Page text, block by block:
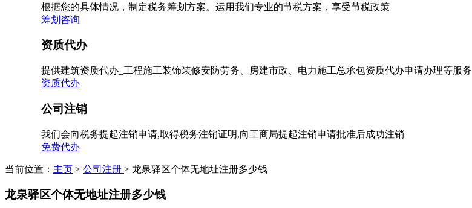
根据您的具体情况，制定税务筹划方案。运用我们专业的节税方案，享受节税政策
筹划咨询
资质代办
提供建筑资质代办_工程施工装饰装修安防劳务、房建市政、电力施工总承包资质代办申请办理等服务
资质代办
公司注销
我们会向税务提起注销申请,取得税务注销证明,向工商局提起注销申请批准后成功注销
免费代办
当前位置： 主页 > 公司注册 > 龙泉驿区个体无地址注册多少钱
龙泉驿区个体无地址注册多少钱